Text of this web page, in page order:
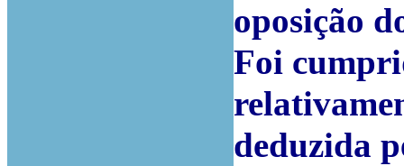
oposição
Foi
deduzida